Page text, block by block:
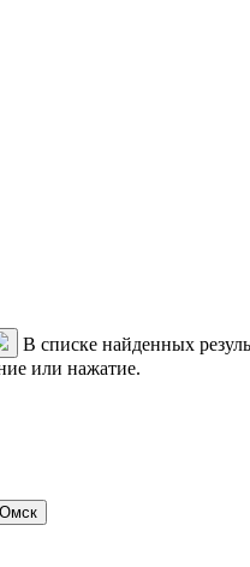
В списке найденных
или нажатие.
Омск